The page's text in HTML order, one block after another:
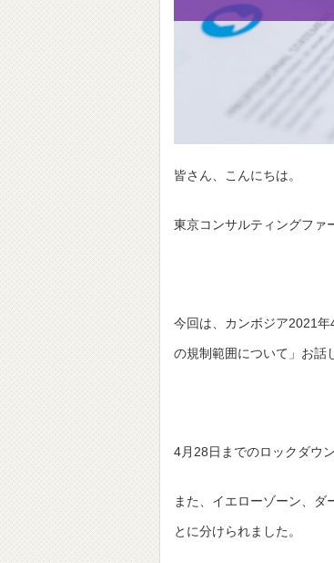
皆さん、こんにちは。
東京コンサルティングファ
今回は、カンボジア2021
の規制範囲について」お話
4月28日までのロックダウ
また、イエローゾーン、
とに分けられました。